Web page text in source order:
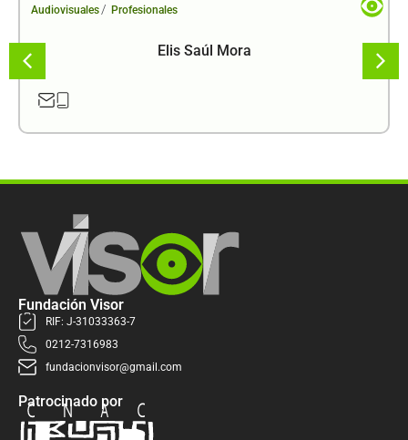
Audiovisuales / Profesionales
Elis Saúl Mora
Fundación Visor
RIF: J-31033363-7
0212-7316983
fundacionvisor@gmail.com
Patrocinado por